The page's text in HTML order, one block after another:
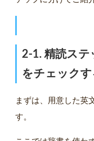
2-1. 精読ス
をチェックす
まずは、用意した英
す。